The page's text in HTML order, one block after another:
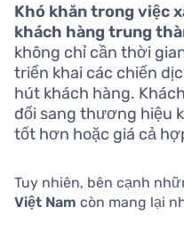
Khó khăn trong việc
khách hàng trung
không chỉ cần thời
triển khai các chiến
hút khách hàng.
đổi sang thương hiệu
tốt hơn hoặc giá cả
Tuy nhiên, bên cạnh
Việt Nam còn mang lại